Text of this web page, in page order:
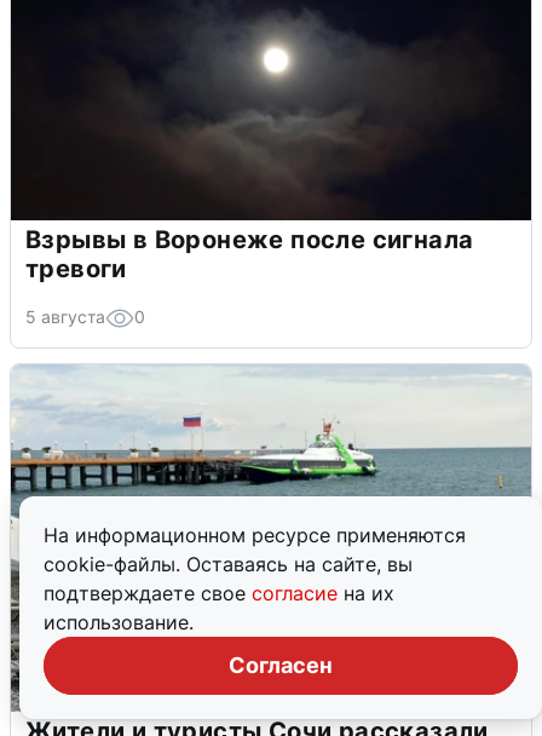
На информационном ресурсе применяются
cookie-файлы. Оставаясь на сайте, вы
подтверждаете свое согласие на их
использование.
Согласен
Взрывы в Воронеже после сигнала
тревоги
5 августа 0